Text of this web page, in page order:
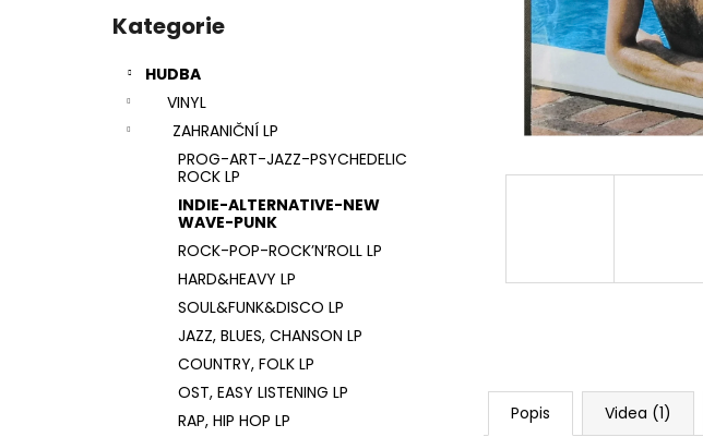
kategorie
Kategorie
HUDBA
VINYL
ZAHRANIČNÍ LP
PROG-ART-JAZZ-PSYCHEDELIC
ROCK LP
INDIE-ALTERNATIVE-NEW
WAVE-PUNK
ROCK-POP-ROCK’N’ROLL LP
HARD&HEAVY LP
SOUL&FUNK&DISCO LP
JAZZ, BLUES, CHANSON LP
COUNTRY, FOLK LP
OST, EASY LISTENING LP
RAP, HIP HOP LP
Popis Videa (1)
U2 – THE JOSHUA TREE LP
1 290 Kč
MARTIN KRATOCHVÍL &
HODOKVAS (FEASTING) LP